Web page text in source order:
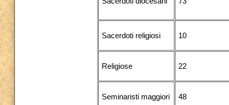
Sacerdoti religiosi 10
Religiose 22
Seminaristi maggiori 48